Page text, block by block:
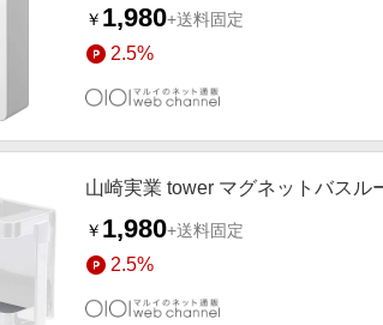
￥ 1,980+送料固定
2.5%
山崎実業 tower マグネットバスル
￥ 1,980+送料固定
2.5%